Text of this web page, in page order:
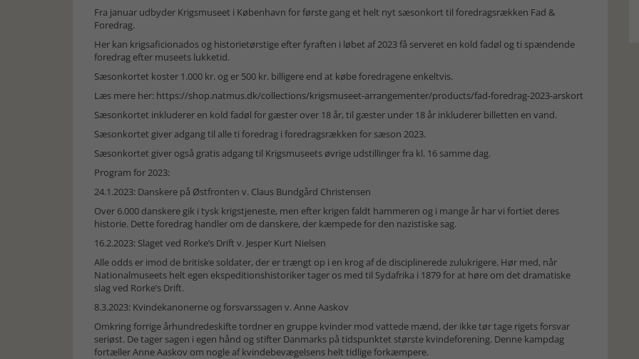
Fra januar udbyder Krigsmuseet i København for første gang et helt nyt sæsonkort til foredragsrækken Fad &
Foredrag.
Her kan krigsaficionados og historietørstige efter fyraften i løbet af 2023 få serveret en kold fadøl og ti spændende
foredrag efter museets lukketid.
Sæsonkortet koster 1.000 kr. og er 500 kr. billigere end at købe foredragene enkeltvis.
Læs mere her: https://shop.natmus.dk/collections/krigsmuseet-arrangementer/products/fad-foredrag-2023-arskort
Sæsonkortet inkluderer en kold fadøl for gæster over 18 år, til gæster under 18 år inkluderer billetten en vand.
Sæsonkortet giver adgang til alle ti foredrag i foredragsrækken for sæson 2023.
Sæsonkortet giver også gratis adgang til Krigsmuseets øvrige udstillinger fra kl. 16 samme dag.
Program for 2023:
24.1.2023: Danskere på Østfronten v. Claus Bundgård Christensen
Over 6.000 danskere gik i tysk krigstjeneste, men efter krigen faldt hammeren og i mange år har vi fortiet deres
historie. Dette foredrag handler om de danskere, der kæmpede for den nazistiske sag.
16.2.2023: Slaget ved Rorke’s Drift v. Jesper Kurt Nielsen
Alle odds er imod de britiske soldater, der er trængt op i en krog af de disciplinerede zulukrigere. Hør med, når
Nationalmuseets helt egen ekspeditionshistoriker tager os med til Sydafrika i 1879 for at høre om det dramatiske
slag ved Rorke’s Drift.
8.3.2023: Kvindekanonerne og forsvarssagen v. Anne Aaskov
Omkring forrige århundredeskifte tordner en gruppe kvinder mod vattede mænd, der ikke tør tage rigets forsvar
seriøst. De tager sagen i egen hånd og stifter Danmarks på tidspunktet største kvindeforening. Denne kampdag
fortæller Anne Aaskov om nogle af kvindebevægelsens helt tidlige forkæmpere.